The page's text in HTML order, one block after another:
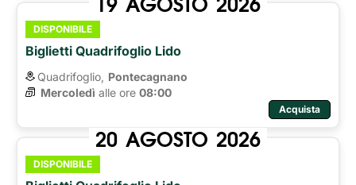
DISPONIBILE
Biglietti Quadrifoglio Lido
Quadrifoglio, Pontecagnano
Mercoledì alle ore 08:00
Acquista
20 AGOSTO 2026
DISPONIBILE